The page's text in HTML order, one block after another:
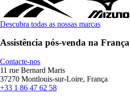
Descubra todas as nossas marcas
Assistência pós-venda na França
Contacte-nos
11 rue Bernard Maris
37270 Montlouis-sur-Loire, França
+33 1 86 47 62 58